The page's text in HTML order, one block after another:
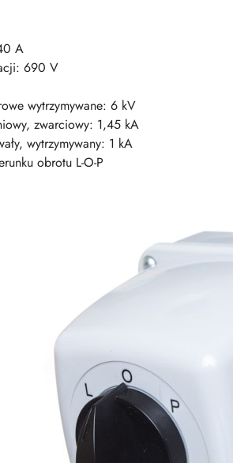
A
690 V
wytrzymywane: 6 kV
zwarciowy: 1,45 kA
wytrzymywany: 1 kA
obrotu L-O-P